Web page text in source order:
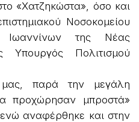
«Χατζηκώστα», όσο και
Νοσοκομείου
Ιωαννίνων της Νέας
Υπουργός Πολιτισμού
παρά την μεγάλη
προχώρησαν μπροστά»
αναφέρθηκε και στην